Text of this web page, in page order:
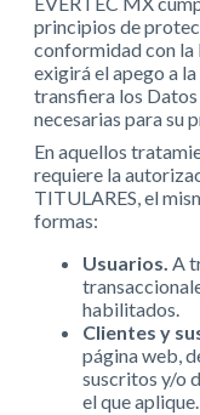
principios de
conformidad con la
exigirá el apego a
transfiera los Datos
necesarias para su
En aquellos
requiere la
TITULARES, el
formas:
Usuarios. A
habilitados.
Clientes y
página web,
suscritos y/o
el que aplique.